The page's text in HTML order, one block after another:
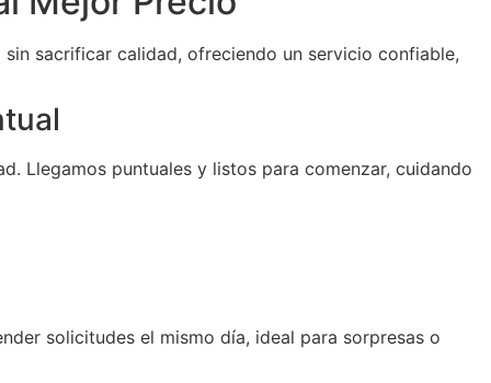
sacrificar calidad, ofreciendo un servicio confiable,
Llegamos puntuales y listos para comenzar, cuidando
solicitudes el mismo día, ideal para sorpresas o